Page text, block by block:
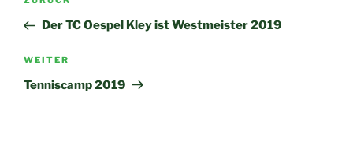
BeitragDer TC Oespel Kley ist Westmeister 2019
Nächster
Beitrag
WEITER
Tenniscamp 2019